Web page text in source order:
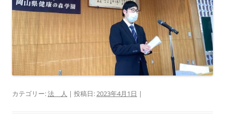
カテゴリー:法 人 | 投稿日:2023年4月1日 |